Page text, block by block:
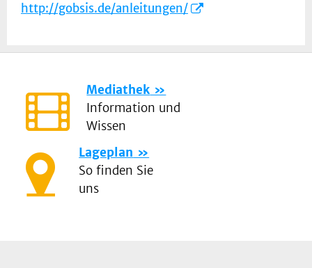
http://gobsis.de/anleitungen/
Mediathek
Information und
Wissen
Lageplan
So finden Sie
uns